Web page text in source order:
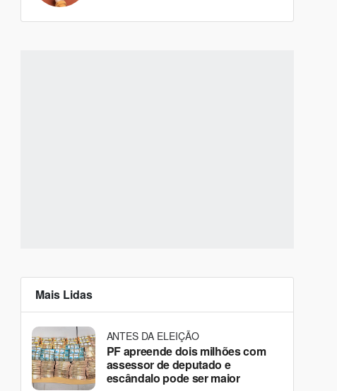
Mais Lidas
ANTES DA ELEIÇÃO
PF apreende dois milhões com
assessor de deputado e
escândalo pode ser maior